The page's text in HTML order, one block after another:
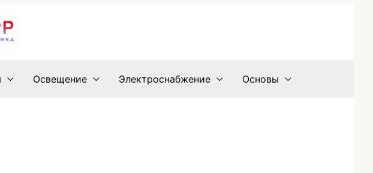
Освещение Электроснабжение Основы